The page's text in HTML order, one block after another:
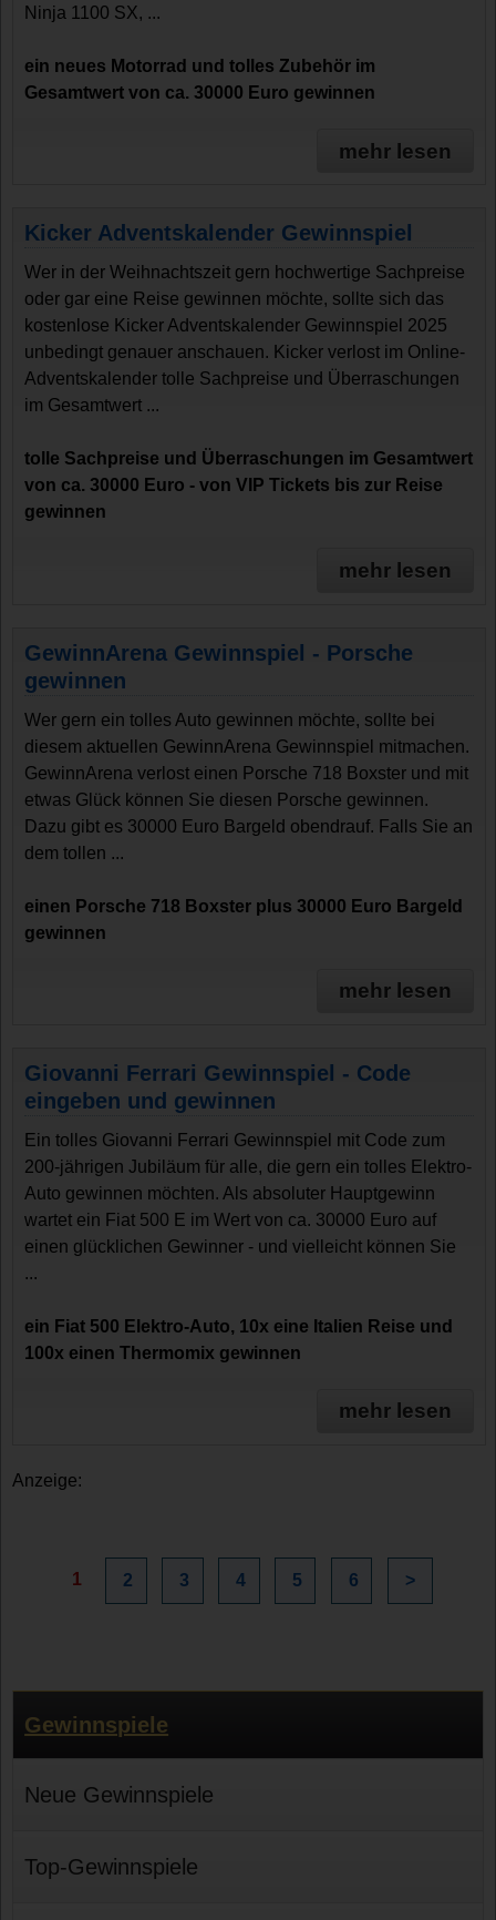
Ninja 1100 SX, ...
ein neues Motorrad und tolles Zubehör im
Gesamtwert von ca. 30000 Euro gewinnen
mehr lesen
Kicker Adventskalender Gewinnspiel
Wer in der Weihnachtszeit gern hochwertige Sachpreise
oder gar eine Reise gewinnen möchte, sollte sich das
kostenlose Kicker Adventskalender Gewinnspiel 2025
unbedingt genauer anschauen. Kicker verlost im Online-
Adventskalender tolle Sachpreise und Überraschungen
im Gesamtwert ...
tolle Sachpreise und Überraschungen im Gesamtwert
von ca. 30000 Euro - von VIP Tickets bis zur Reise
gewinnen
mehr lesen
GewinnArena Gewinnspiel - Porsche
gewinnen
Wer gern ein tolles Auto gewinnen möchte, sollte bei
diesem aktuellen GewinnArena Gewinnspiel mitmachen.
GewinnArena verlost einen Porsche 718 Boxster und mit
etwas Glück können Sie diesen Porsche gewinnen.
Dazu gibt es 30000 Euro Bargeld obendrauf. Falls Sie an
dem tollen ...
einen Porsche 718 Boxster plus 30000 Euro Bargeld
gewinnen
mehr lesen
Giovanni Ferrari Gewinnspiel - Code
eingeben und gewinnen
Ein tolles Giovanni Ferrari Gewinnspiel mit Code zum
200-jährigen Jubiläum für alle, die gern ein tolles Elektro-
Auto gewinnen möchten. Als absoluter Hauptgewinn
wartet ein Fiat 500 E im Wert von ca. 30000 Euro auf
einen glücklichen Gewinner - und vielleicht können Sie
...
ein Fiat 500 Elektro-Auto, 10x eine Italien Reise und
100x einen Thermomix gewinnen
mehr lesen
Anzeige:
1 2 3 4 5 6 >
Gewinnspiele
Neue Gewinnspiele
Top-Gewinnspiele